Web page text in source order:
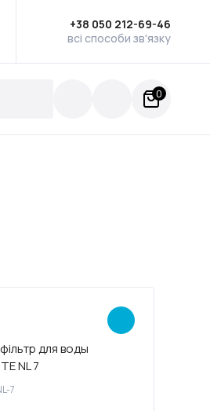
+38 050 212-69-46
всі способи зв'язку
0
для воды
NL 7
7